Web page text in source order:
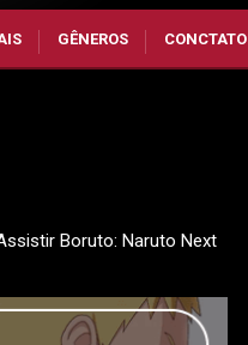
GÊNEROS CONCTATO
Boruto: Naruto Next